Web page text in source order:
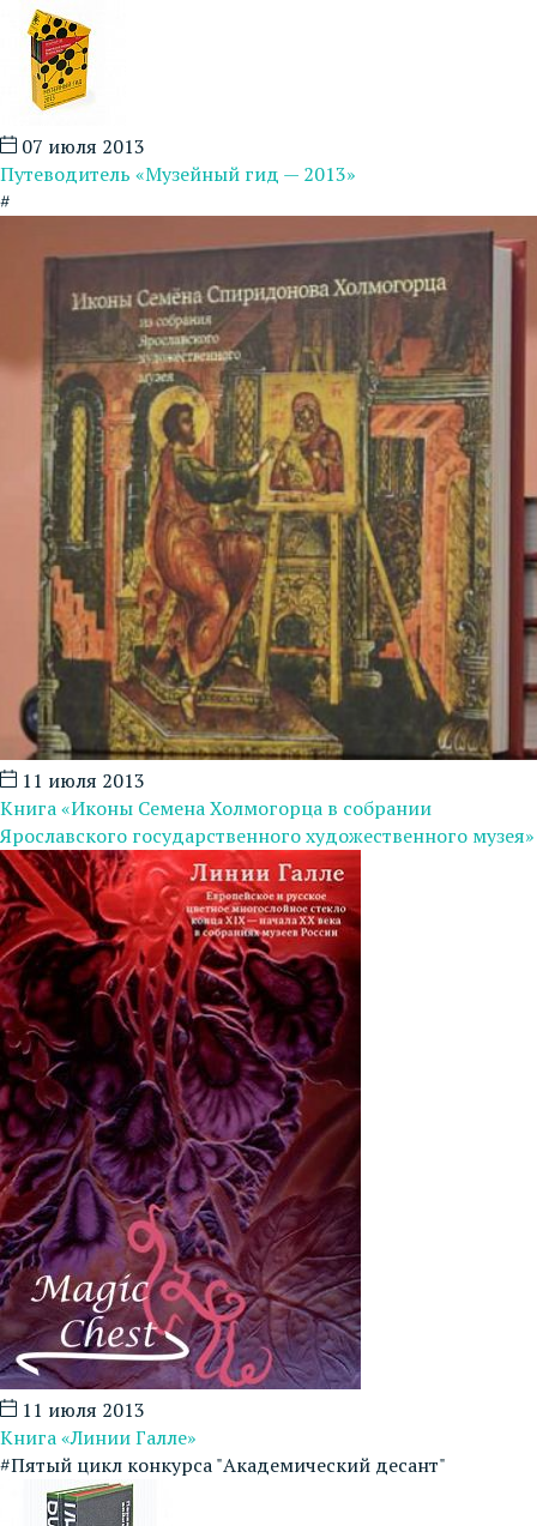
07 июля 2013
Путеводитель «Музейный гид — 2013»
#
11 июля 2013
Книга «Иконы Семена Холмогорца в собрании
Ярославского государственного художественного музея»
11 июля 2013
Книга «Линии Галле»
#Пятый цикл конкурса "Академический десант"